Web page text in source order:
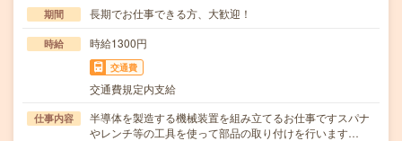
期間 長期でお仕事できる方、大歓迎！
時給 時給1300円
交通費
交通費規定内支給
仕事内容
半導体を製造する機械装置を組み立てるお仕事ですスパナ
やレンチ等の工具を使って部品の取り付けを行います…